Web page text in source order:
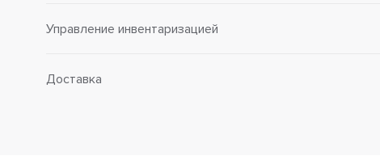
Управление инвентаризацией
Доставка